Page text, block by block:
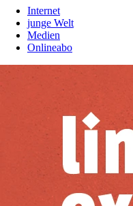
Internet
junge Welt
Medien
Onlineabo